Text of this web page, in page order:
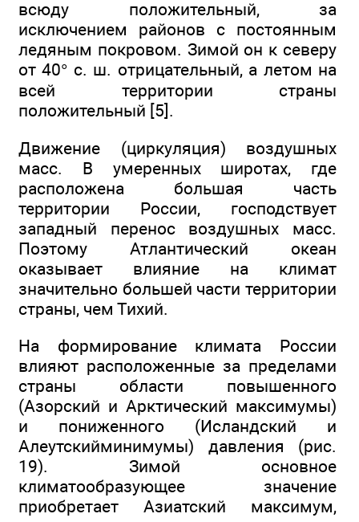
всюду положительный, за
исключением районов с постоянным
ледяным покровом. Зимой он к северу
от 40° с. ш. отрицательный, а летом на
всей территории страны
положительный [5].
Движение (циркуляция) воздушных
масс. В умеренных широтах, где
расположена большая часть
территории России, господствует
западный перенос воздушных масс.
Поэтому Атлантический океан
оказывает влияние на климат
значительно большей части территории
страны, чем Тихий.
На формирование климата России
влияют расположенные за пределами
страны области повышенного
(Азорский и Арктический максимумы)
и пониженного (Исландский и
Алеутскийминимумы) давления (рис.
19). Зимой основное
климатообразующее значение
приобретает Азиатский максимум,